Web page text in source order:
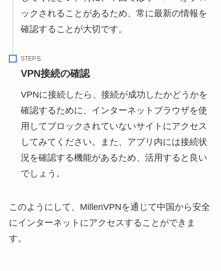
ックされることがあるため、常に最新の情報を
確認することが大切です。
STEP
VPN接続の確認
VPNに接続したら、接続が成功したかどうかを
確認するために、インターネットブラウザを使
用してブロックされていないサイトにアクセス
してみてください。また、アプリ内には接続状
況を確認する機能があるため、活用すると良い
でしょう。
このようにして、MillenVPNを通じて中国から安全
にインターネットにアクセスすることができま
す。